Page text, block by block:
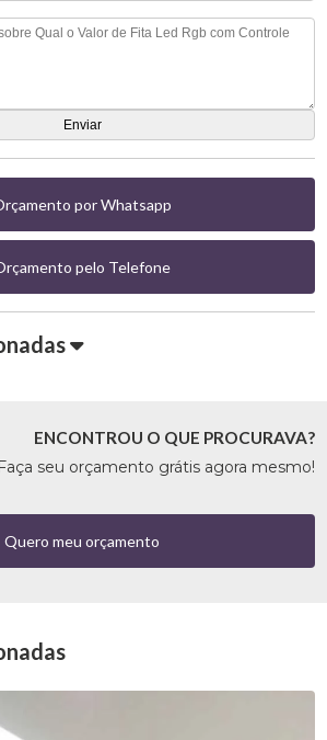
por Whatsapp
pelo Telefone
ENCONTROU O QUE PROCURAVA?
Faça seu orçamento grátis agora mesmo!
Quero meu orçamento